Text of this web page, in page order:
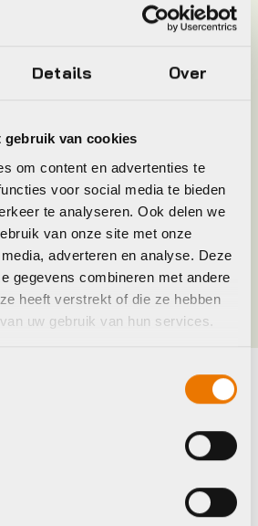
Details Over
gebruik van cookies
om content en advertenties te
voor social media te bieden
te analyseren. Ook delen we
van onze site met onze
adverteren en analyse. Deze
gegevens combineren met andere
heeft verstrekt of die ze hebben
uw gebruik van hun services.
Hesling
2016
Zwart